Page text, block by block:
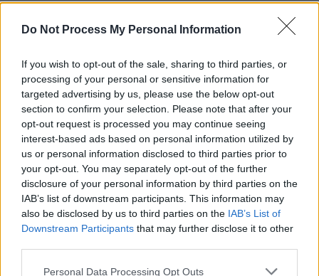
Do Not Process My Personal Information
If you wish to opt-out of the sale, sharing to third parties, or
processing of your personal or sensitive information for
targeted advertising by us, please use the below opt-out
section to confirm your selection. Please note that after your
opt-out request is processed you may continue seeing
interest-based ads based on personal information utilized by
us or personal information disclosed to third parties prior to
your opt-out. You may separately opt-out of the further
disclosure of your personal information by third parties on the
IAB’s list of downstream participants. This information may
also be disclosed by us to third parties on the IAB’s List of
Downstream Participants that may further disclose it to other
Personal Data Processing Opt Outs
Utiliser le même bras et le même appareil chaque jour pour
Ne pas parler pendant la mesure, car cela augmente la
tension.
Ne pas serrer le vêtement autour du bras pour ne pas
comprimer l’artère.
En cas de mesures répétées élevées, il est conseillé de
consulter son médecin.
Article précédent
Déshydratation : comment
Article suivant
Canicule et Médicaments :